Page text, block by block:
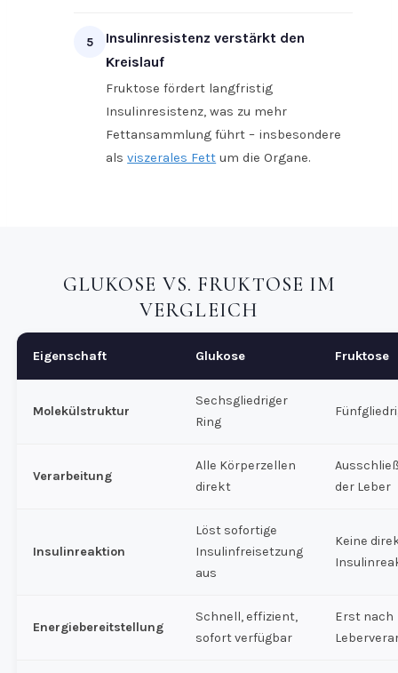
5
Insulinresistenz verstärkt den
Kreislauf
Fruktose fördert langfristig
Insulinresistenz, was zu mehr
Fettansammlung führt – insbesondere
alsviszerales Fett um die Organe.
GLUKOSE VS. FRUKTOSE IM
VERGLEICH
Eigenschaft Glukose Fruktose
Molekülstruktur
Sechsgliedriger
Ring
Verarbeitung
Alle Körperzellen
direkt
der Leber
Insulinreaktion
Löst sofortige
Insulinfreisetzung
aus
Keine
Energiebereitstellung
Schnell, effizient,
sofort verfügbar
Erst nach